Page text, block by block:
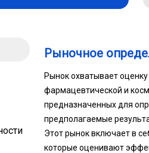
Рыночное
Рынок охватывает
фармацевтической и
предназначенных для
предполагаемые
Этот рынок включает в
которые оценивают